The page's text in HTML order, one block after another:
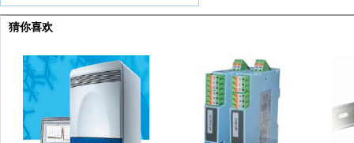
猜你喜欢